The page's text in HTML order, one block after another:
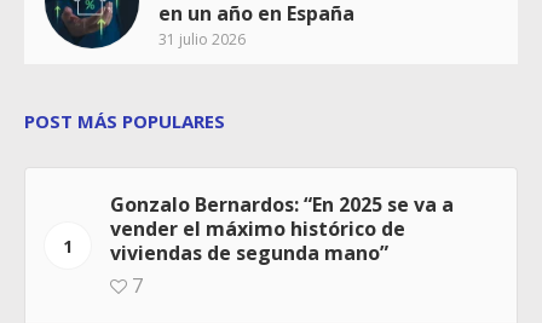
en un año en España
31 julio 2026
POST MÁS POPULARES
1
Gonzalo Bernardos: “En 2025 se va a
vender el máximo histórico de
viviendas de segunda mano”
7